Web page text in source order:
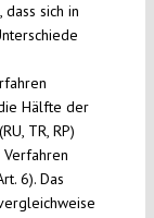
sich in
Hälfte der
TR, RP)
6). Das